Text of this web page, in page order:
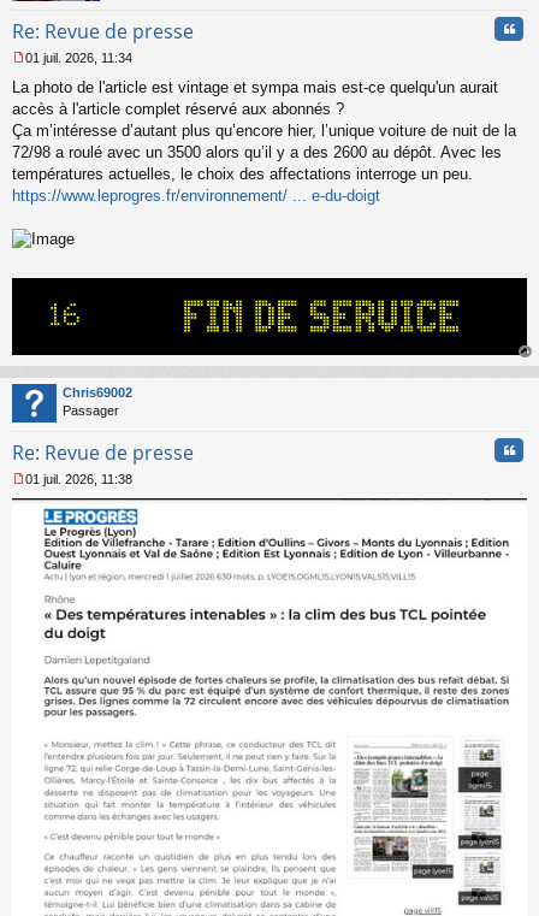
Re: Revue de presse
e
s
s
a
g
e
n
n
l
01 juil. 2026, 11:34
La photo de l'article est vintage et sympa mais est-ce quelqu'un aurait
accès à l'article complet réservé aux abonnés ?
Ça m’intéresse d’autant plus qu’encore hier, l’unique voiture de nuit de la
72/98 a roulé avec un 3500 alors qu’il y a des 2600 au dépôt. Avec les
températures actuelles, le choix des affectations interroge un peu.
https://www.leprogres.fr/environnement/ ... e-du-doigt
au
Chris69002
Passager
Re: Revue de presse
01 juil. 2026, 11:38